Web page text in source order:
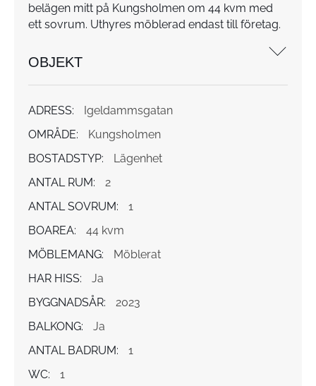
belägen mitt på Kungsholmen om 44 kvm med
ett sovrum. Uthyres möblerad endast till företag.
OBJEKT
ADRESS:
Igeldammsgatan
OMRÅDE:
Kungsholmen
BOSTADSTYP:
Lägenhet
ANTAL RUM:
2
ANTAL SOVRUM:
1
BOAREA:
44 kvm
MÖBLEMANG:
Möblerat
HAR HISS:
Ja
BYGGNADSÅR:
2023
BALKONG:
Ja
ANTAL BADRUM:
1
WC:
1